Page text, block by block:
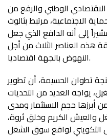
الوطني والرفع من
الاجتماعية، مرتبط بثالوث
إلى أنه الدافع الذي جعل
هذه العناصر الثلاث من أجل
النهوض بالجهة اقتصاديا.
تطوان الحسيمة، أن تطوير
يواجه العديد من التحديات
أبرزها حجم الاستثمار ومدى
والعيش الكريم وخلق ثروة،